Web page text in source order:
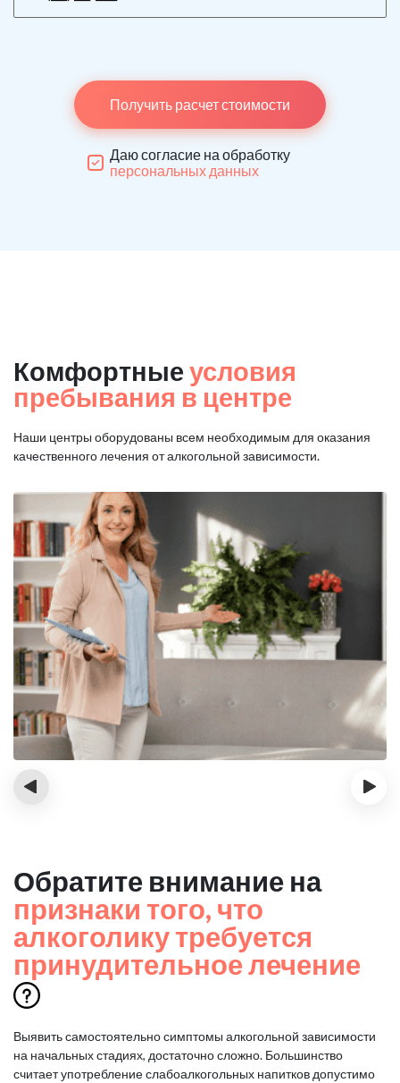
Получить расчет стоимости
Даю согласие на обработку
персональных данных
Комфортные условия
пребывания в центре
Наши центры оборудованы всем необходимым для оказания
качественного лечения от алкогольной зависимости.
‹ ›
Обратите внимание на
признаки того, что
алкоголику требуется
принудительное лечение
Выявить самостоятельно симптомы алкогольной зависимости
на начальных стадиях, достаточно сложно. Большинство
считает употребление слабоалкогольных напитков допустимо